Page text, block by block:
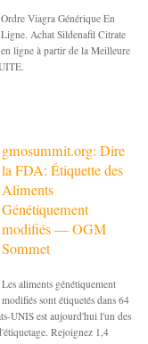
Ordre Viagra Générique En
Ligne. Achat Sildenafil Citrate
en ligne à partir de la Meilleure
gmosummit.org: Dire
la FDA: Étiquette des
Aliments
Génétiquement
modifiés — OGM
Sommet
Les aliments génétiquement
modifiés sont étiquetés dans 64
UNIS est aujourd'hui l'un des
Rejoignez 1,4